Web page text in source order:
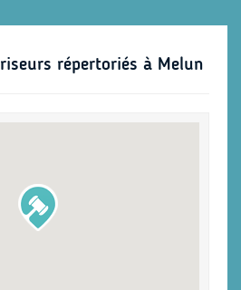
répertoriés à Melun